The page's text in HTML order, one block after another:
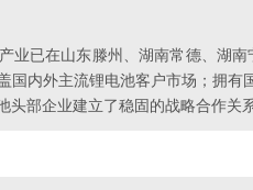
业已在山东滕州、湖南常德、湖
国内外主流锂电池客户市场；拥
头部企业建立了稳固的战略合作关